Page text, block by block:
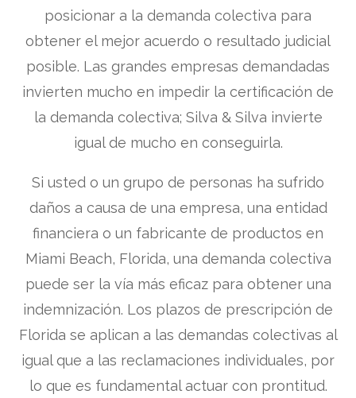
posicionar a la demanda colectiva para
obtener el mejor acuerdo o resultado judicial
posible. Las grandes empresas demandadas
invierten mucho en impedir la certificación de
la demanda colectiva; Silva & Silva invierte
igual de mucho en conseguirla.
Si usted o un grupo de personas ha sufrido
daños a causa de una empresa, una entidad
financiera o un fabricante de productos en
Miami Beach, Florida, una demanda colectiva
puede ser la vía más eficaz para obtener una
indemnización. Los plazos de prescripción de
Florida se aplican a las demandas colectivas al
igual que a las reclamaciones individuales, por
lo que es fundamental actuar con prontitud.